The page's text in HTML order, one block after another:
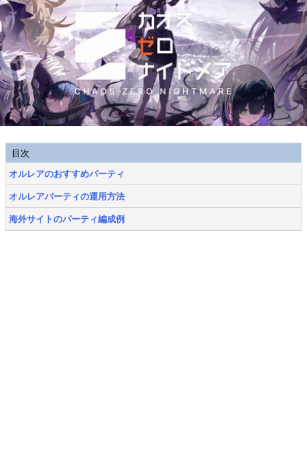
目次
オルレアのおすすめパーティ
オルレアパーティの運用方法
海外サイトのパーティ編成例